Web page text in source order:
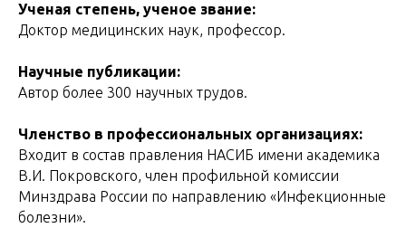
Ученая степень, ученое звание:
Доктор медицинских наук, профессор.
Научные публикации:
Автор более 300 научных трудов.
Членство в профессиональных организациях:
Входит в состав правления НАСИБ имени академика
В.И. Покровского, член профильной комиссии
Минздрава России по направлению «Инфекционные
болезни».